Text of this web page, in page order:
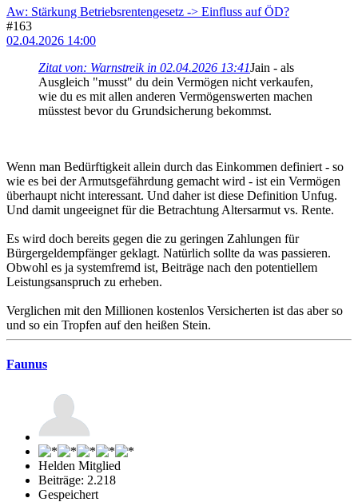
Aw: Stärkung Betriebsrentengesetz -> Einfluss auf ÖD?
#163
02.04.2026 14:00
Zitat von: Warnstreik in 02.04.2026 13:41Jain - als
Ausgleich "musst" du dein Vermögen nicht verkaufen,
wie du es mit allen anderen Vermögenswerten machen
müsstest bevor du Grundsicherung bekommst.
Wenn man Bedürftigkeit allein durch das Einkommen definiert - so
wie es bei der Armutsgefährdung gemacht wird - ist ein Vermögen
überhaupt nicht interessant. Und daher ist diese Definition Unfug.
Und damit ungeeignet für die Betrachtung Altersarmut vs. Rente.
Es wird doch bereits gegen die zu geringen Zahlungen für
Bürgergeldempfänger geklagt. Natürlich sollte da was passieren.
Obwohl es ja systemfremd ist, Beiträge nach den potentiellem
Leistungsanspruch zu erheben.
Verglichen mit den Millionen kostenlos Versicherten ist das aber so
und so ein Tropfen auf den heißen Stein.
Faunus
Helden Mitglied
Beiträge: 2.218
Gespeichert